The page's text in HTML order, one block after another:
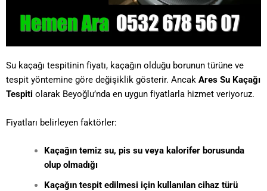
Su kaçağı tespitinin fiyatı, kaçağın olduğu borunun türüne ve
tespit yöntemine göre değişiklik gösterir. Ancak Ares Su Kaçağı
Tespiti olarak Beyoğlu’nda en uygun fiyatlarla hizmet veriyoruz.
Fiyatları belirleyen faktörler:
Kaçağın temiz su, pis su veya kalorifer borusunda
olup olmadığı
Kaçağın tespit edilmesi için kullanılan cihaz türü